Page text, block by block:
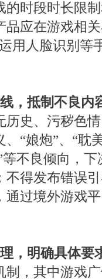
的时段时长限
应在游戏相
用人脸识别等
抵制不良内
历史、污秽色
“娘炮”、“耽
等不良倾向，
不得发布错误
通过境外游戏
明确具体要
制，其中游戏